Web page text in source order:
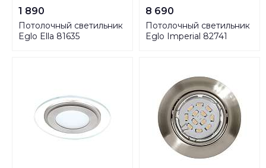
1 890
Потолочный светильник
Eglo Ella 81635
8 690
Потолочный светильник
Eglo Imperial 82741